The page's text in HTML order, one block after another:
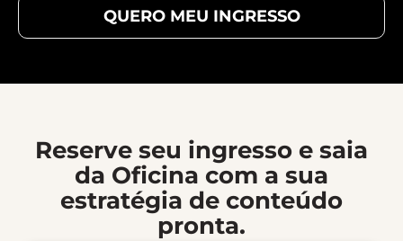
QUERO MEU INGRESSO
Reserve seu ingresso e saia
da Oficina com a sua
estratégia de conteúdo
pronta.